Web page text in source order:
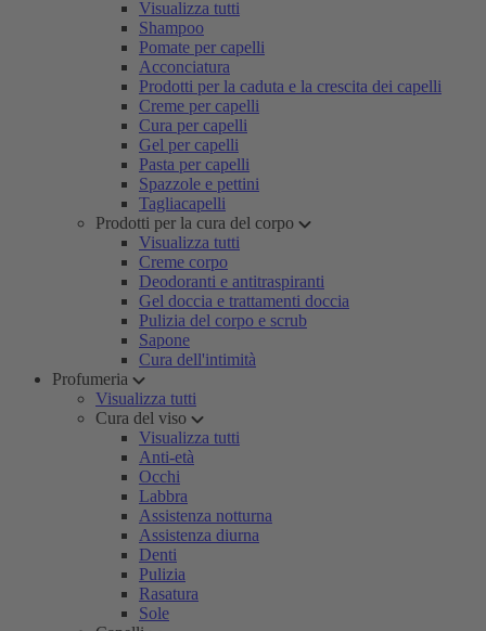
Visualizza tutti
Shampoo
Pomate per capelli
Acconciatura
Prodotti per la caduta e la crescita dei capelli
Creme per capelli
Cura per capelli
Gel per capelli
Pasta per capelli
Spazzole e pettini
Tagliacapelli
Prodotti per la cura del corpo
Visualizza tutti
Creme corpo
Deodoranti e antitraspiranti
Gel doccia e trattamenti doccia
Pulizia del corpo e scrub
Sapone
Cura dell'intimità
Profumeria
Visualizza tutti
Cura del viso
Visualizza tutti
Anti-età
Occhi
Labbra
Assistenza notturna
Assistenza diurna
Denti
Pulizia
Rasatura
Sole